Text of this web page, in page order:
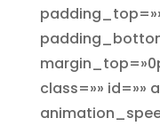
class=»» id=»»